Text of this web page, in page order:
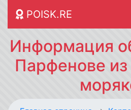
POISK.RE
Информация
Парфенове из